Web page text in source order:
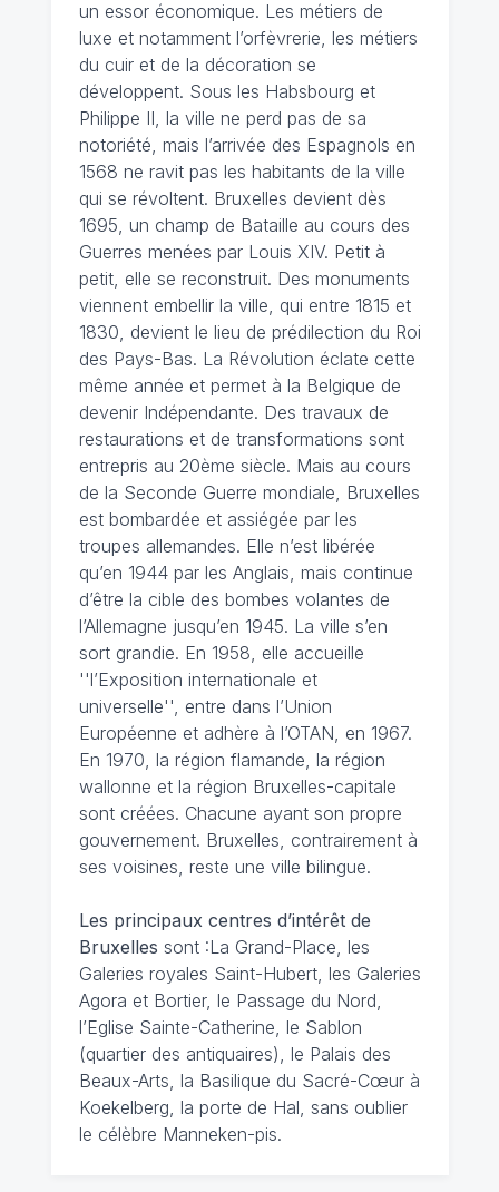
un essor économique. Les métiers de
luxe et notamment l’orfèvrerie, les métiers
du cuir et de la décoration se
développent. Sous les Habsbourg et
Philippe II, la ville ne perd pas de sa
notoriété, mais l’arrivée des Espagnols en
1568 ne ravit pas les habitants de la ville
qui se révoltent. Bruxelles devient dès
1695, un champ de Bataille au cours des
Guerres menées par Louis XIV. Petit à
petit, elle se reconstruit. Des monuments
viennent embellir la ville, qui entre 1815 et
1830, devient le lieu de prédilection du Roi
des Pays-Bas. La Révolution éclate cette
même année et permet à la Belgique de
devenir Indépendante. Des travaux de
restaurations et de transformations sont
entrepris au 20ème siècle. Mais au cours
de la Seconde Guerre mondiale, Bruxelles
est bombardée et assiégée par les
troupes allemandes. Elle n’est libérée
qu’en 1944 par les Anglais, mais continue
d’être la cible des bombes volantes de
l’Allemagne jusqu’en 1945. La ville s’en
sort grandie. En 1958, elle accueille
''l’Exposition internationale et
universelle'', entre dans l’Union
Européenne et adhère à l’OTAN, en 1967.
En 1970, la région flamande, la région
wallonne et la région Bruxelles-capitale
sont créées. Chacune ayant son propre
gouvernement. Bruxelles, contrairement à
ses voisines, reste une ville bilingue.
Les principaux centres d’intérêt de
Bruxelles sont :La Grand-Place, les
Galeries royales Saint-Hubert, les Galeries
Agora et Bortier, le Passage du Nord,
l’Eglise Sainte-Catherine, le Sablon
(quartier des antiquaires), le Palais des
Beaux-Arts, la Basilique du Sacré-Cœur à
Koekelberg, la porte de Hal, sans oublier
le célèbre Manneken-pis.